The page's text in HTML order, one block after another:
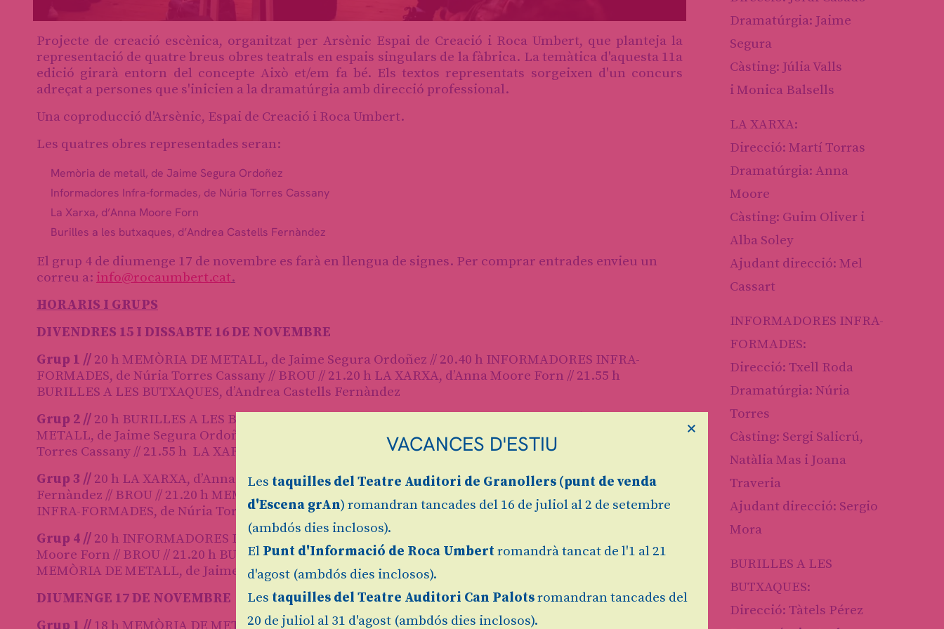
Dramatúrgia: Jaime
Segura
Càsting: Júlia Valls
i Monica Balsells
LA XARXA:
Direcció: Martí Torras
Dramatúrgia: Anna
Moore
Càsting: Guim Oliver i
Alba Soley
Ajudant direcció: Mel
Cassart
INFORMADORES INFRA-
FORMADES:
Direcció: Txell Roda
Dramatúrgia: Núria
Torres
Càsting: Sergi Salicrú,
Natàlia Mas i Joana
Traveria
Ajudant direcció: Sergio
Mora
BURILLES A LES
BUTXAQUES:
Direcció: Tàtels Pérez
Projecte de creació escènica, organitzat per Arsènic Espai de Creació i Roca Umbert, que planteja la
representació de quatre breus obres teatrals en espais singulars de la fàbrica. La temàtica d'aquesta 11a
edició girarà entorn del concepte Això et/em fa bé. Els textos representats sorgeixen d'un concurs
adreçat a persones que s'inicien a la dramatúrgia amb direcció professional.
Una coproducció d'Arsènic, Espai de Creació i Roca Umbert.
Les quatres obres representades seran:
Memòria de metall, de Jaime Segura Ordoñez
Informadores Infra-formades, de Núria Torres Cassany
La Xarxa, d’Anna Moore Forn
Burilles a les butxaques, d’Andrea Castells Fernàndez
El grup 4 de diumenge 17 de novembre es farà en llengua de signes. Per comprar entrades envieu un
correu a: info@rocaumbert.cat.
HORARIS I GRUPS
DIVENDRES 15 I DISSABTE 16 DE NOVEMBRE
Grup 1 //20 h MEMÒRIA DE METALL, de Jaime Segura Ordoñez // 20.40 h INFORMADORES INFRA-
FORMADES, de Núria Torres Cassany // BROU // 21.20 h LA XARXA, d’Anna Moore Forn // 21.55 h
BURILLES A LES BUTXAQUES, d’Andrea Castells Fernàndez
Grup 2 //20 h BURILLES A LES BUTXAQUES, d’Andrea Castells Fernàndez // 20.40 h MEMÒRIA DE
METALL, de Jaime Segura Ordoñez // BROU // 21.20 h INFORMADORES INFRA-FORMADES, de Núria
Torres Cassany // 21.55 h LA XARXA, d’Anna Moore Forn
Grup 3 //20 h LA XARXA, d’Anna Moore Forn // 20.40 h BURILLES A LES BUTXAQUES, d’Andrea Castells
Fernàndez // BROU // 21.20 h MEMÒRIA DE METALL, de Jaime Segura Ordoñez // 21.55 h INFORMADORES
INFRA-FORMADES, de Núria Torres Cassany
Grup 4 //20 h INFORMADORES INFRA-FORMADES, de Núria Torres Cassany // 20.40 h LA XARXA, d’Anna
Moore Forn // BROU // 21.20 h BURILLES A LES BUTXAQUES, d’Andrea Castells Fernàndez // 21.55 h
MEMÒRIA DE METALL, de Jaime Segura Ordoñez
DIUMENGE 17 DE NOVEMBRE
VACANCES D'ESTIU
Les taquilles del Teatre Auditori de Granollers (punt de venda
d'Escena grAn) romandran tancades del 16 de juliol al 2 de setembre
(ambdós dies inclosos).
El Punt d'Informació de Roca Umbertromandrà tancat de l'1 al 21
d'agost (ambdós dies inclosos).
Les taquilles del Teatre Auditori Can Palotsromandran tancades del
20 de juliol al 31 d'agost (ambdós dies inclosos).
×